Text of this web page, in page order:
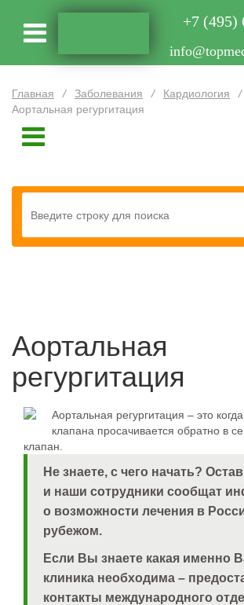
+7 (495)
Главная / Заболевания / Кардиология
/
Аортальная регургитация
Аортальная
регургитация
Аортальная регургитация – это
клапана просачивается обратно в
клапан.
Не знаете, с чего начать?
и наши сотрудники сообщат
о возможности лечения в
рубежом.
Если Вы знаете какая именно
клиника необходима –
контакты международного